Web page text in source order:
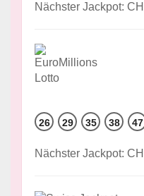
Nächster Jackpot:
26 29 35 38 47
Nächster Jackpot: